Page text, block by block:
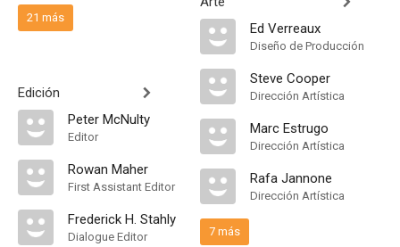
21 más
Edición
Peter McNulty
Editor
Rowan Maher
First Assistant Editor
Frederick H. Stahly
Dialogue Editor
Ed Verreaux
Diseño de Producción
Steve Cooper
Dirección Artística
Marc Estrugo
Dirección Artística
Rafa Jannone
Dirección Artística
7 más